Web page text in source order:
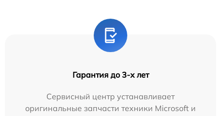
Гарантия до 3-х лет
Сервисный центр устанавливает
оригинальные запчасти техники Microsoft и